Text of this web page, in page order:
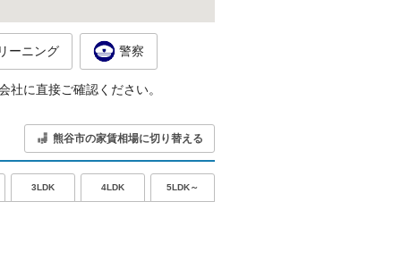
ーニング 警察
に直接ご確認ください。
熊谷市の家賃相場に切り替える
3LDK 4LDK 5LDK～